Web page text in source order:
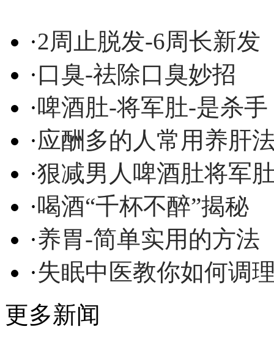
·2周止脱发-6周长新发
·口臭-祛除口臭妙招
·啤酒肚-将军肚-是杀手
·应酬多的人常用养肝
·狠减男人啤酒肚将军
·喝酒“千杯不醉”揭秘
·养胃-简单实用的方法
·失眠中医教你如何调
更多新闻